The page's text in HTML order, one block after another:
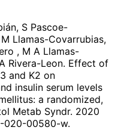
S Pascoe-
Llamas-Covarrubias,
, M A Llamas-
Rivera-Leon. Effect of
and K2 on
insulin serum levels
a randomized,
Metab Syndr. 2020
020-00580-w.